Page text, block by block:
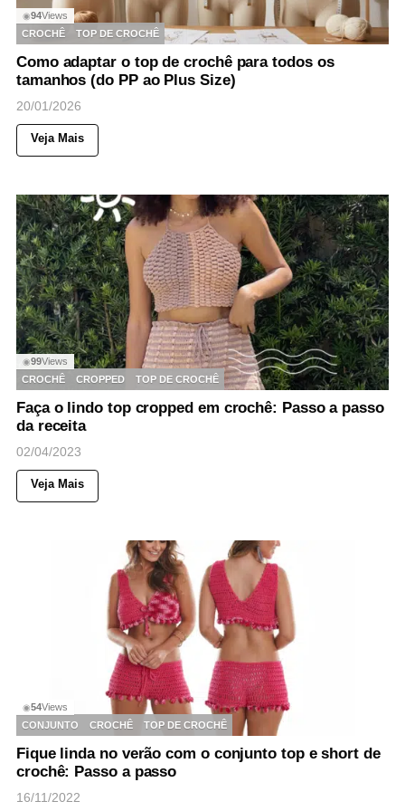
◉94Views
CROCHÊ
TOP DE CROCHÊ
Como adaptar o top de crochê para todos os
tamanhos (do PP ao Plus Size)
20/01/2026
Veja Mais
◉99Views
CROCHÊ
CROPPED TOP DE CROCHÊ
Faça o lindo top cropped em crochê: Passo a passo
da receita
02/04/2023
Veja Mais
◉54Views
CONJUNTO
CROCHÊ TOP DE CROCHÊ
Fique linda no verão com o conjunto top e short de
crochê: Passo a passo
16/11/2022